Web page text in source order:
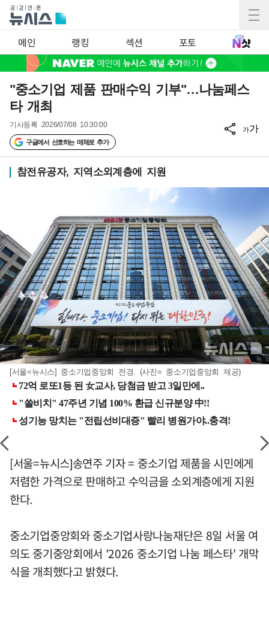
메인 랭킹 섹션 포토
"중소기업 제품 판매수익 기부"…나눔페스
타 개최
기사등록 2026/07/08 10:30:00
구글에서 선호하는 매체로 추가
가가
참전유공자, 지역소외계층에 지원
[서울=뉴시스] 중소기업중앙회 전경. (사진= 중소기업중앙회 제공)
[서울=뉴시스]송연주 기자 = 중소기업 제품을 시민에게
저렴한 가격으로 판매하고 수익금을 소외계층에게 지원
한다.
중소기업중앙회와 중소기업사랑나눔재단은 8일 서울 여
의도 중기중앙회에서 '2026 중소기업 나눔 페스타' 개막
식을 개최했다고 밝혔다.